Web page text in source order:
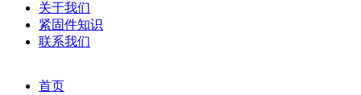
关于我们
紧固件知识
联系我们
首页